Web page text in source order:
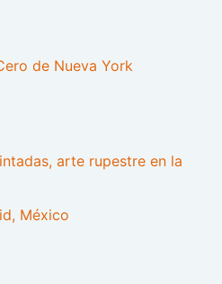
de Nueva York
arte rupestre en la
México